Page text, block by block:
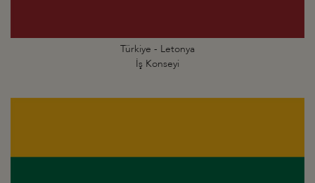
Türkiye - Letonya
İş Konseyi